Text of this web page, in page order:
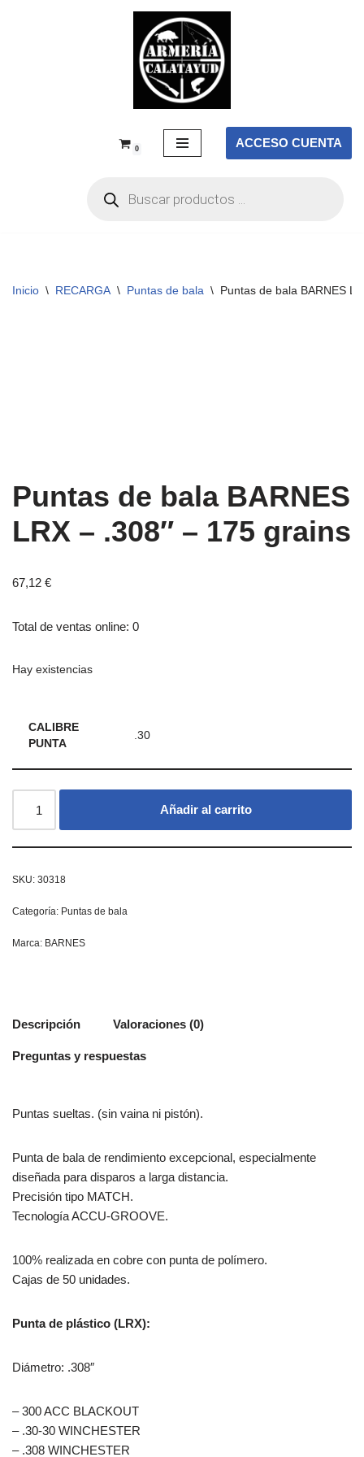
0 ACCESO CUENTA
Inicio \ RECARGA \ Puntas de bala \ Puntas de bala BARNES
Puntas de bala BARNES
LRX – .308″ – 175 grains
67,12 €
Total de ventas online: 0
Hay existencias
CALIBRE
PUNTA
.30
Añadir al carrito
SKU: 30318
Categoría: Puntas de bala
Marca: BARNES
Descripción Valoraciones (0)
Preguntas y respuestas
Puntas sueltas. (sin vaina ni pistón).
Punta de bala de rendimiento excepcional, especialmente
diseñada para disparos a larga distancia.
Precisión tipo MATCH.
Tecnología ACCU-GROOVE.
100% realizada en cobre con punta de polímero.
Cajas de 50 unidades.
Punta de plástico (LRX):
Diámetro: .308″
– 300 ACC BLACKOUT
– .30-30 WINCHESTER
– .308 WINCHESTER